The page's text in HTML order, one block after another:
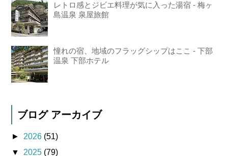
レトロ感とジビエ料理が気に入った湯宿 - 梅ヶ
島温泉 泉屋旅館
憧れの宿、地域のフラッグシップはここ - 下部
温泉 下部ホテル
ブログ アーカイブ
► 2026 (51)
▼ 2025 (79)